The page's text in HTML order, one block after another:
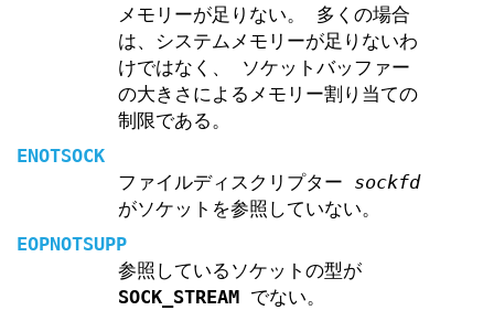
メモリーが足りない。 多くの場合
は、システムメモリーが足りないわ
けではなく、 ソケットバッファー
の大きさによるメモリー割り当ての
制限である。
ENOTSOCK
ファイルディスクリプター sockfd
がソケットを参照していない。
EOPNOTSUPP
参照しているソケットの型が
SOCK_STREAMでない。